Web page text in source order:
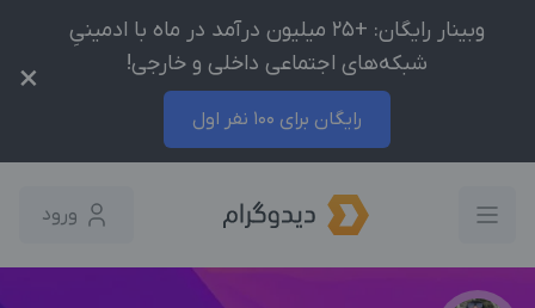
وبینار رایگان: +25 میلیون درآمد در ماه با ادمینیِ
شبکه‌های اجتماعی داخلی و خارجی!
رایگان برای 100 نفر اول
×
ورود